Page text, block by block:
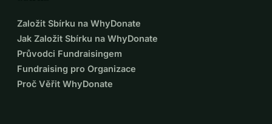
Založit Sbírku na WhyDonate
Jak Založit Sbírku na WhyDonate
Průvodci Fundraisingem
Fundraising pro Organizace
Proč Věřit WhyDonate